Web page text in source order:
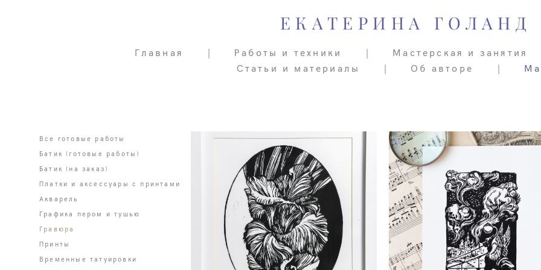
ЕКАТЕРИНА ГОЛАНД
Главная | Работы и техники | Мастерская и занятия
Статьи и материалы
| Об авторе |
ЕКАТЕРИНА ГОЛАНД
Главная | Работы и техники | Мастерская и занятия
Статьи и материалы
| Об авторе |
Все готовые работы
Батик (готовые работы)
Батик (на заказ)
Платки и аксессуары с принтами
Акварель
Графика пером и тушью
Гравюра
Принты
Временные татуировки